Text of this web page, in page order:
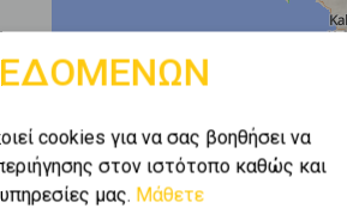
cookies για να σας βοηθήσει να
στον ιστότοπο καθώς και
μας. Μάθετε